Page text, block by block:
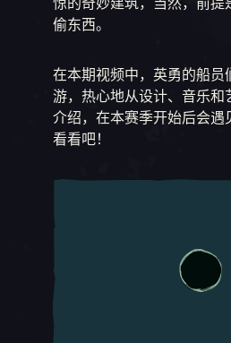
偷东西。
在本期视频中，英勇的船员
游，热心地从设计、音乐和
介绍，在本赛季开始后会遇
看看吧！